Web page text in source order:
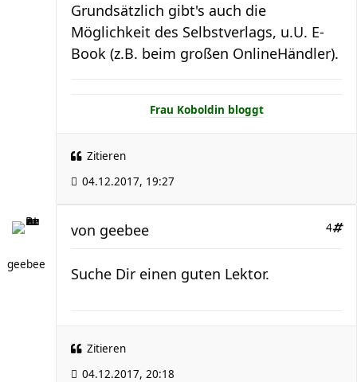
Grundsätzlich gibt's auch die
Möglichkeit des Selbstverlags, u.U. E-
Book (z.B. beim großen OnlineHändler).
Frau Koboldin bloggt
Zitieren
04.12.2017, 19:27
geebee
4
von geebee
Suche Dir einen guten Lektor.
Zitieren
04.12.2017, 20:18